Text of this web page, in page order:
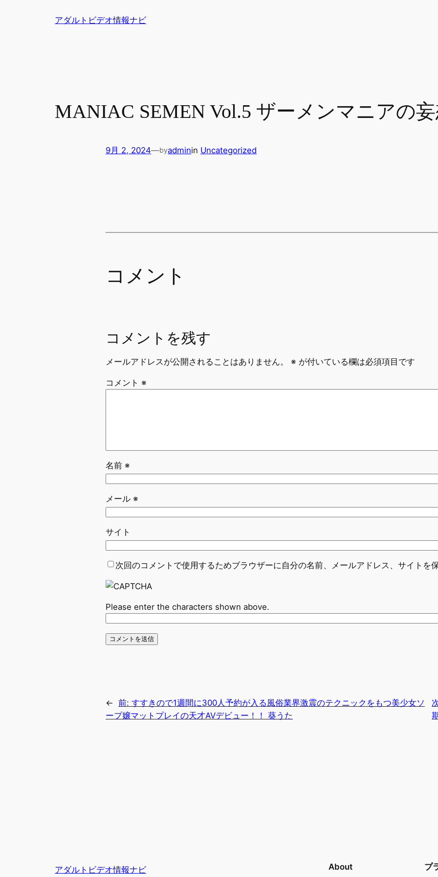
アダルトビデオ情報ナビ
MANIAC SEMEN Vol.5 ザーメンマニアの
9月 2, 2024—byadminin Uncategorized
コメント
コメントを残す
メールアドレスが公開されることはありません。 ※ が付いている欄は必須項目です
コメント ※
名前 ※
メール ※
サイト
次回のコメントで使用するためブラウザーに自分の名前、メールアドレス、サイトを保
Please enter the characters shown above.
← 前: すすきので1週間に300人予約が入る風俗業界激震のテクニックをもつ美少女ソ
ープ嬢マットプレイの天才AVデビュー！！ 葵うた
アダルトビデオ情報ナビ About プ